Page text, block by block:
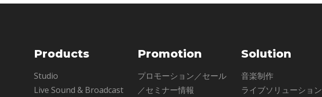
Products
Studio
Live Sound & Broadcast
Promotion
プロモーション／セール
／セミナー情報
Solution
音楽制作
ライブソリューション